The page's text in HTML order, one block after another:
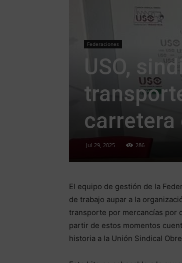
Federaciones
USO,
carretera
Jul 29, 2025 286
El equipo de gestión de la
de trabajo aupar a la
transporte por mercancías por
partir de estos momentos
historia a la Unión Sindical